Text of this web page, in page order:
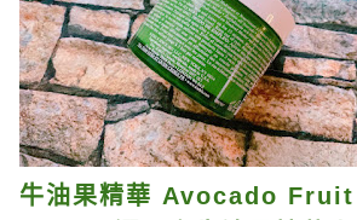
牛油果精華 Avocado